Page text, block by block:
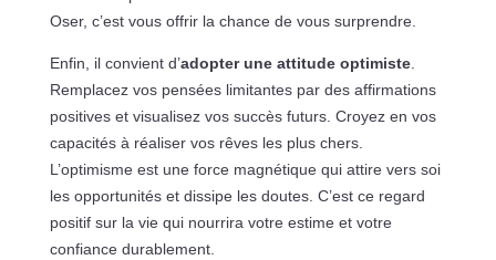
Oser, c’est vous offrir la chance de vous surprendre.
Enfin, il convient d’adopter une attitude optimiste.
Remplacez vos pensées limitantes par des affirmations
positives et visualisez vos succès futurs. Croyez en vos
capacités à réaliser vos rêves les plus chers.
L’optimisme est une force magnétique qui attire vers soi
les opportunités et dissipe les doutes. C’est ce regard
positif sur la vie qui nourrira votre estime et votre
confiance durablement.